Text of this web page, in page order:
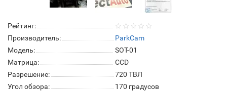
Рейтинг:
Производитель:
ParkCam
Модель:
SOT-01
Матрица:
СCD
Разрешение:
720 ТВЛ
Угол обзора:
170 градусов